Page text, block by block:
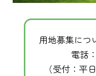
用地募集につ
電話
（受付：平